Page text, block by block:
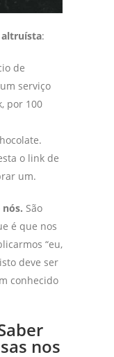
:
de
um serviço
por 100
o link de
um.
nós. São
é que nos
“eu,
deve ser
conhecido
nos